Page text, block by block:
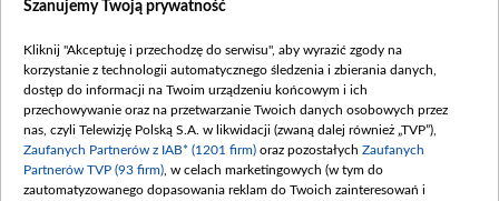
Dostępność
Procedura zgłoszeń wewnętrznych
Szanujemy Twoją prywatność
Kliknij "Akceptuję i przechodzę do serwisu", aby wyrazić zgody na
korzystanie z technologii automatycznego śledzenia i zbierania danych,
dostęp do informacji na Twoim urządzeniu końcowym i ich
przechowywanie oraz na przetwarzanie Twoich danych osobowych przez
nas, czyli Telewizję Polską S.A. w likwidacji (zwaną dalej również „TVP”),
Zaufanych Partnerów z IAB* (1201 firm) oraz pozostałych Zaufanych
Partnerów TVP (93 firm) , w celach marketingowych (w tym do
zautomatyzowanego dopasowania reklam do Twoich zainteresowań i